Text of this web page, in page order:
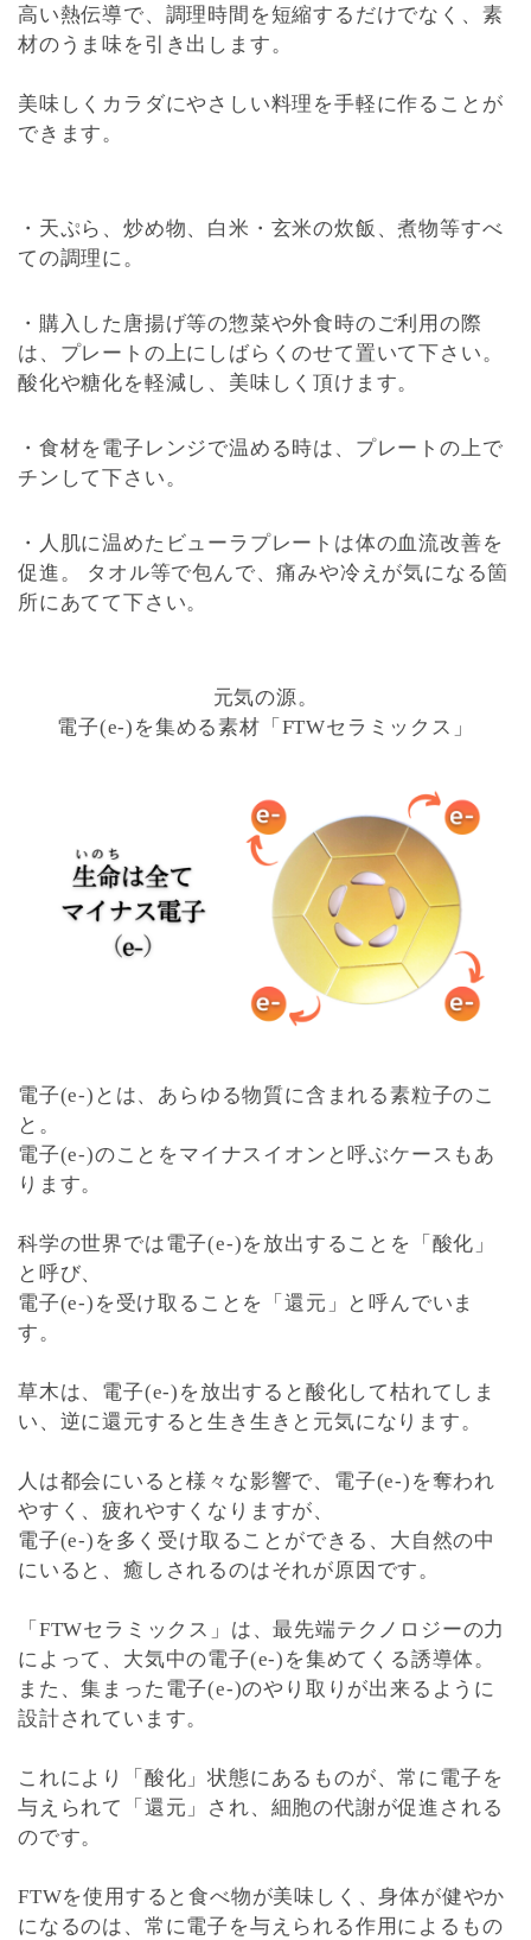
高い熱伝導で、調理時間を短縮するだけでなく、素
材のうま味を引き出します。
美味しくカラダにやさしい料理を手軽に作ることが
できます。
・天ぷら、炒め物、白米・玄米の炊飯、煮物等すべ
ての調理に。
・購入した唐揚げ等の惣菜や外食時のご利用の際
は、プレートの上にしばらくのせて置いて下さい。
酸化や糖化を軽減し、美味しく頂けます。
・食材を電子レンジで温める時は、プレートの上で
チンして下さい。
・人肌に温めたビューラプレートは体の血流改善を
促進。 タオル等で包んで、痛みや冷えが気になる箇
所にあてて下さい。
元気の源。
電子(e-)を集める素材「FTWセラミックス」
電子(e-)とは、あらゆる物質に含まれる素粒子のこ
と。
電子(e-)のことをマイナスイオンと呼ぶケースもあ
ります。
科学の世界では電子(e-)を放出することを「酸化」
と呼び、
電子(e-)を受け取ることを「還元」と呼んでいま
す。
草木は、電子(e-)を放出すると酸化して枯れてしま
い、逆に還元すると生き生きと元気になります。
人は都会にいると様々な影響で、電子(e-)を奪われ
やすく、疲れやすくなりますが、
電子(e-)を多く受け取ることができる、大自然の中
にいると、癒しされるのはそれが原因です。
「FTWセラミックス」は、最先端テクノロジーの力
によって、大気中の電子(e-)を集めてくる誘導体。
また、集まった電子(e-)のやり取りが出来るように
設計されています。
これにより「酸化」状態にあるものが、常に電子を
与えられて「還元」され、細胞の代謝が促進される
のです。
FTWを使用すると食べ物が美味しく、身体が健やか
になるのは、常に電子を与えられる作用によるもの